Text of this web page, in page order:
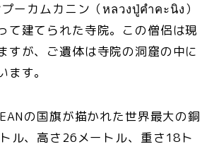
ーカムカニン（หลวงปู่คำคะนิง）
て建てられた寺院。この僧侶は現
すが、ご遺体は寺院の洞窟の中に
す。
の国旗が描かれた世界最大の銅
ル、高さ26メートル、重さ18ト